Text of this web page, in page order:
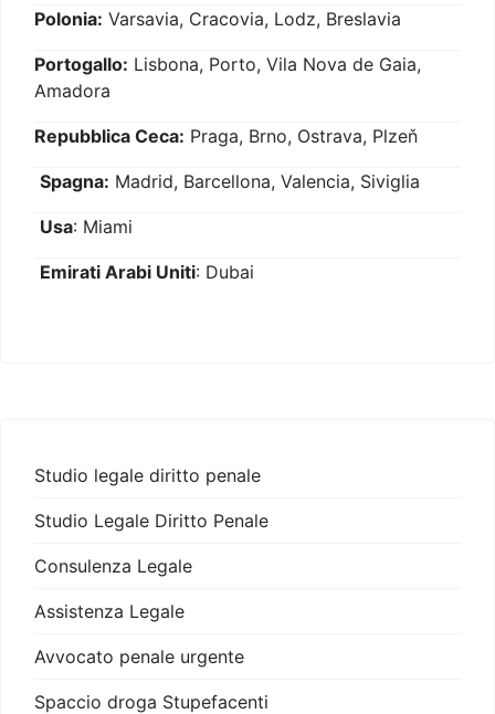
Polonia: Varsavia, Cracovia, Lodz, Breslavia
Portogallo: Lisbona, Porto, Vila Nova de Gaia,
Amadora
Repubblica Ceca: Praga, Brno, Ostrava, Plzeň
Spagna: Madrid, Barcellona, Valencia, Siviglia
Usa: Miami
Emirati Arabi Uniti: Dubai
Studio legale diritto penale
Studio Legale Diritto Penale
Consulenza Legale
Assistenza Legale
Avvocato penale urgente
Spaccio droga Stupefacenti